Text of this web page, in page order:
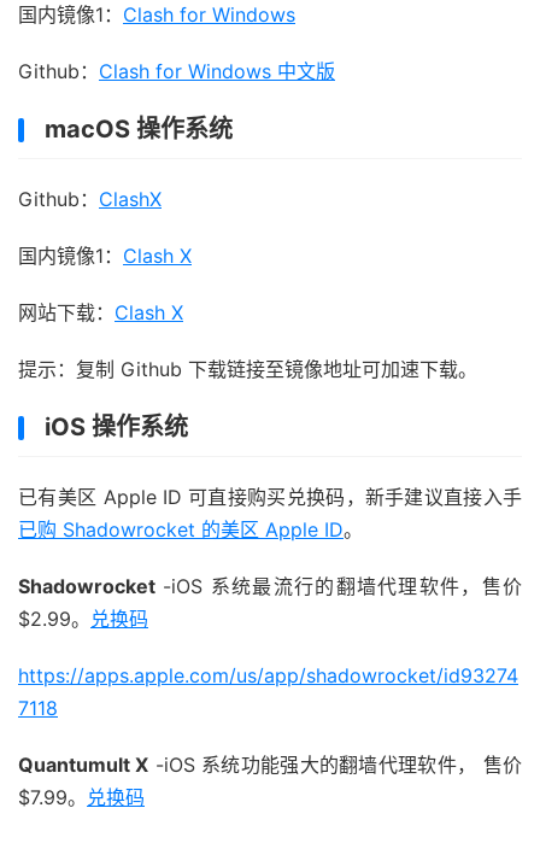
国内镜像1： Clash for Windows
Github： Clash for Windows 中文版
macOS 操作系统
Github： ClashX
国内镜像1： Clash X
网站下载： Clash X
提示：复制 Github 下载链接至镜像地址可加速下载。
iOS 操作系统
已有美区 Apple ID 可直接购买兑换码，新手建议直接入手
已购 Shadowrocket 的美区 Apple ID。
Shadowrocket -iOS 系统最流行的翻墙代理软件，售价
$2.99。 兑换码
https://apps.apple.com/us/app/shadowrocket/id93274
7118
Quantumult X -iOS 系统功能强大的翻墙代理软件， 售价
$7.99。 兑换码